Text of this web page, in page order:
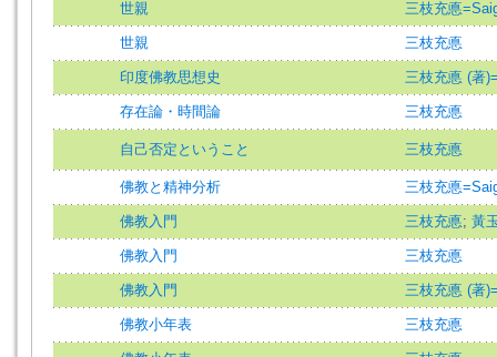
世親 三枝充悳
世親 三枝充悳
印度佛教思想史 三枝充悳 (著
存在論・時間論 三枝充悳
自己否定ということ 三枝充悳
佛教と精神分析 三枝充悳
佛教入門 三枝充悳; 黃
佛教入門 三枝充悳
佛教入門 三枝充悳 (著
佛教小年表 三枝充悳